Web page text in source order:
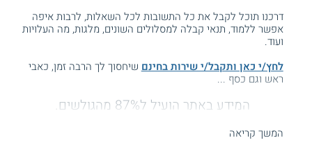
דרכנו תוכל לקבל את כל התשובות לכל השאלות, לרבות איפה
אפשר ללמוד, תנאי קבלה למסלולים השונים, מלגות, מה העלויות
ועוד.
לחץ/י כאן ותקבל/י שירות בחינם שיחסוך לך הרבה זמן, כאבי
ראש וגם כסף ...
המידע באתר הועיל ל87% מהגולשים.
המשך קריאה